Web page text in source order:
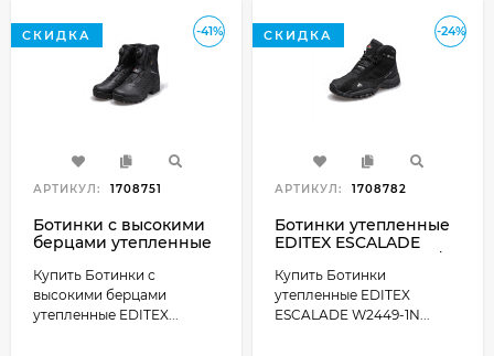
-41%
СКИДКА
АРТИКУЛ: 1708751
Ботинки с высокими
берцами утепленные
W2455-1K Cordura/
Кожа натуральная
цвет Черный
Купить Ботинки с
высокими берцами
утепленные EDITEX...
-24%
СКИДКА
АРТИКУЛ: 1708782
Ботинки утепленные
EDITEX ESCALADE
Нубук натуральный
цвет Черный
Купить Ботинки
утепленные EDITEX
ESCALADE W2449-1N...